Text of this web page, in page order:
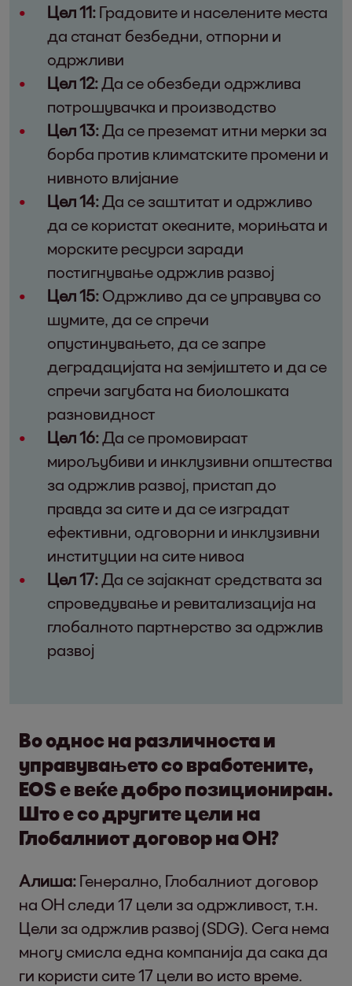
Цел 11: Градовите и населените места
да станат безбедни, отпорни и
одржливи
Цел 12:Да се обезбеди одржлива
потрошувачка и производство
Цел 13:Да се преземат итни мерки за
борба против климатските промени и
нивното влијание
Цел 14:Да се заштитат и одржливо
да се користат океаните, морињата и
морските ресурси заради
постигнување одржлив развој
Цел 15: Одржливо да се управува со
шумите, да се спречи
опустинувањето, да се запре
деградацијата на земјиштето и да се
спречи загубата на биолошката
разновидност
Цел 16:Да се промовираат
мирољубиви и инклузивни општества
за одржлив развој, пристап до
правда за сите и да се изградат
ефективни, одговорни и инклузивни
институции на сите нивоа
Цел 17:Да се зајакнат средствата за
спроведување и ревитализација на
глобалното партнерство за одржлив
развој
Во однос на различноста и
управувањето со вработените,
EOS е веќе добро позициониран.
Што е со другите цели на
Глобалниот договор на ОН?
Алиша: Генерално, Глобалниот договор
на ОН следи 17 цели за одржливост, т.н.
Цели за одржлив развој (SDG). Сега нема
многу смисла една компанија да сака да
ги користи сите 17 цели во исто време.